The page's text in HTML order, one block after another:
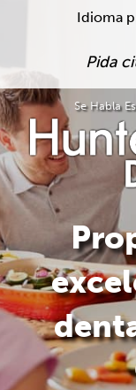
Idioma
Pida
Se Habla